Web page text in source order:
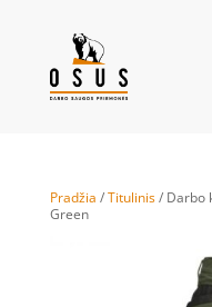
Pradžia /Titulinis/ Darbo
Green